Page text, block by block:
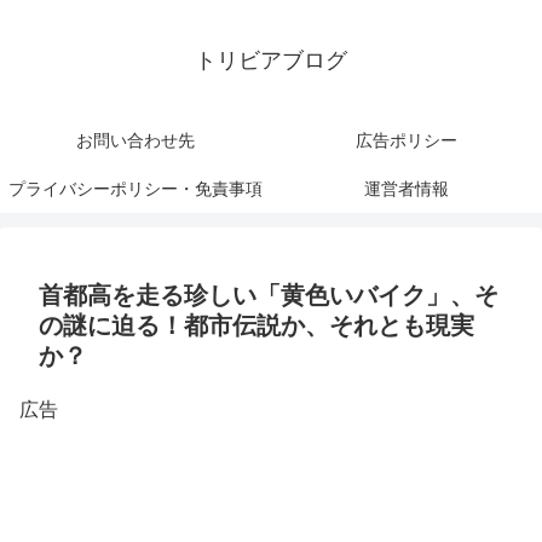
トリビアブログ
お問い合わせ先 広告ポリシー
プライバシーポリシー・免責事項 運営者情報
首都高を走る珍しい「黄色いバイク」、そ
の謎に迫る！都市伝説か、それとも現実
か？
広告